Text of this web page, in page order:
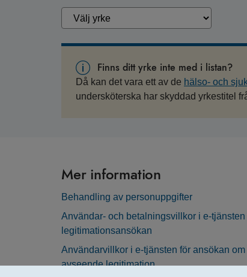
Finns ditt yrke inte med i listan?
Då kan det vara ett av de hälso- och
undersköterska har skyddad yrkestitel
Mer information
Behandling av personuppgifter
Användar- och betalningsvillkor i e-tjänsten
legitimationsansökan
Användarvillkor i e-tjänsten för ansökan om
avseende legitimation